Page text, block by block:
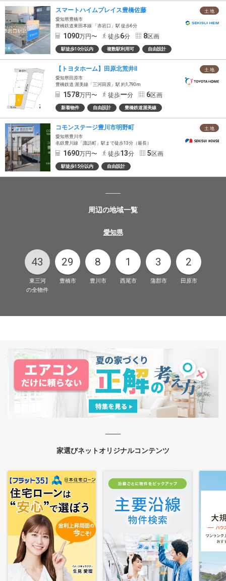
土 地
スマートハイムプレイス豊橋佐藤
愛知県豊橋市
豊橋鉄道東田本線 「赤岩口」駅 徒歩6分
1090万円〜 徒歩6分 8区画
駅徒歩10分以内 複数駅利用可 自由設計
土 地
【トヨタホーム】田原北荒井Ⅱ
愛知県田原市
豊橋鉄道 渥美線「三河田原」駅 約1,790m
1578万円〜 徒歩ー分 6区画
新着物件 自由設計 豊橋鉄道渥美線
土 地
コモンステージ豊川市明野町
愛知県豊川市
名鉄豊川線「諏訪町」駅まで徒歩13分（最長）
1690万円〜 徒歩13分 5 区画
駅徒歩15分以内 自由設計
周辺の地域一覧
愛知県
43
東三河
の全物件
29
豊橋市
8
豊川市
1
西尾市
3
蒲郡市
2
田原市
家選びネットオリジナルコンテンツ